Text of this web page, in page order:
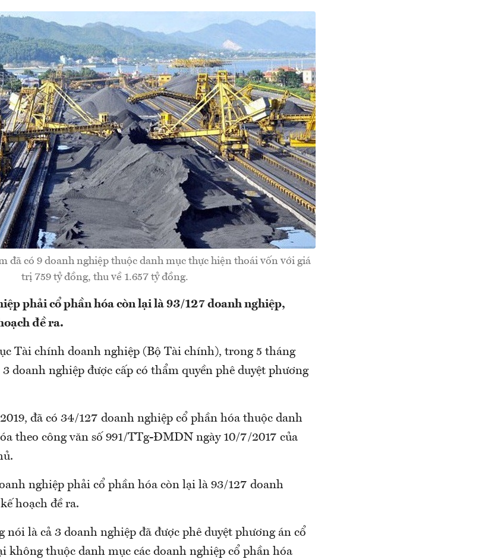
đã có 9 doanh nghiệp thuộc danh mục thực hiện thoái vốn với giá
trị 759 tỷ đồng, thu về 1.657 tỷ đồng.
phải cổ phần hóa còn lại là 93/127 doanh nghiệp,
đề ra.
Tài chính doanh nghiệp (Bộ Tài chính), trong 5 tháng
3 doanh nghiệp được cấp có thẩm quyền phê duyệt phương
đã có 34/127 doanh nghiệp cổ phần hóa thuộc danh
theo công văn số 991/TTg-ĐMDN ngày 10/7/2017 của
nghiệp phải cổ phần hóa còn lại là 93/127 doanh
hoạch đề ra.
nói là cả 3 doanh nghiệp đã được phê duyệt phương án cổ
không thuộc danh mục các doanh nghiệp cổ phần hóa